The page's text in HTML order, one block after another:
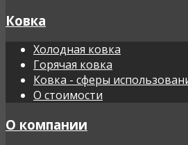
Ковка
Холодная ковка
Горячая ковка
Ковка - сферы
О стоимости
О компании